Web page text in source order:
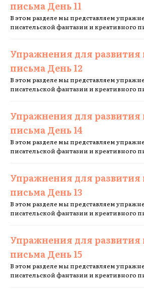
письма День 11
В этом разделе мы представляем
писательской фантазии и креативного
Упражнения для развития
письма День 12
В этом разделе мы представляем
писательской фантазии и креативного
Упражнения для развития
письма День 14
В этом разделе мы представляем
писательской фантазии и креативного
Упражнения для развития
письма День 13
В этом разделе мы представляем
писательской фантазии и креативного
Упражнения для развития
письма День 15
В этом разделе мы представляем
писательской фантазии и креативного